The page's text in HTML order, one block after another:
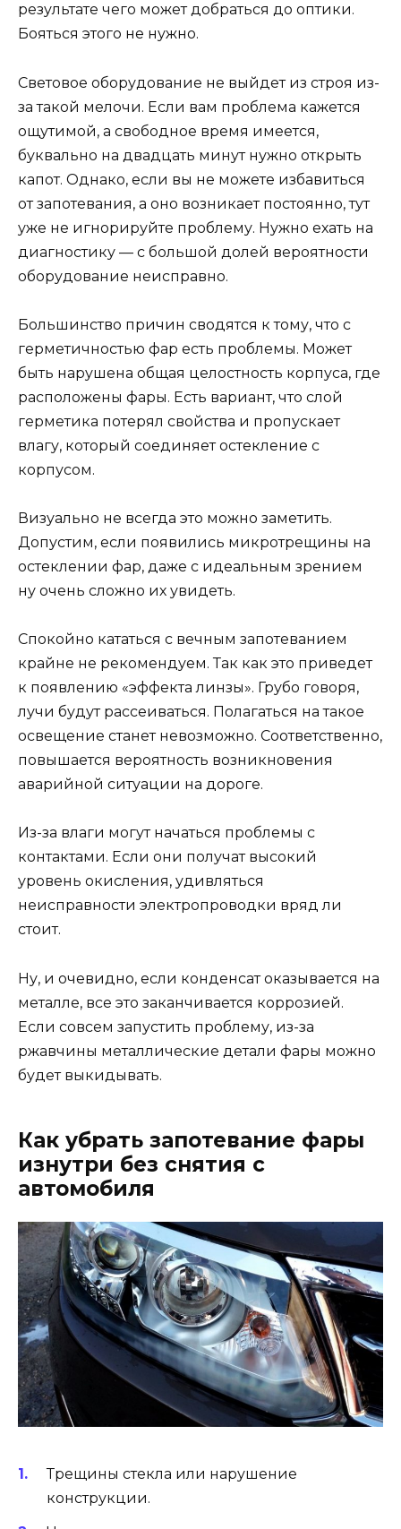
результате чего может добраться до оптики.
Бояться этого не нужно.
Световое оборудование не выйдет из строя из-
за такой мелочи. Если вам проблема кажется
ощутимой, а свободное время имеется,
буквально на двадцать минут нужно открыть
капот. Однако, если вы не можете избавиться
от запотевания, а оно возникает постоянно, тут
уже не игнорируйте проблему. Нужно ехать на
диагностику — с большой долей вероятности
оборудование неисправно.
Большинство причин сводятся к тому, что с
герметичностью фар есть проблемы. Может
быть нарушена общая целостность корпуса, где
расположены фары. Есть вариант, что слой
герметика потерял свойства и пропускает
влагу, который соединяет остекление с
корпусом.
Визуально не всегда это можно заметить.
Допустим, если появились микротрещины на
остеклении фар, даже с идеальным зрением
ну очень сложно их увидеть.
Спокойно кататься с вечным запотеванием
крайне не рекомендуем. Так как это приведет
к появлению «эффекта линзы». Грубо говоря,
лучи будут рассеиваться. Полагаться на такое
освещение станет невозможно. Соответственно,
повышается вероятность возникновения
аварийной ситуации на дороге.
Из-за влаги могут начаться проблемы с
контактами. Если они получат высокий
уровень окисления, удивляться
неисправности электропроводки вряд ли
стоит.
Ну, и очевидно, если конденсат оказывается на
металле, все это заканчивается коррозией.
Если совсем запустить проблему, из-за
ржавчины металлические детали фары можно
будет выкидывать.
Как убрать запотевание фары
изнутри без снятия с
автомобиля
Трещины стекла или нарушение
конструкции.